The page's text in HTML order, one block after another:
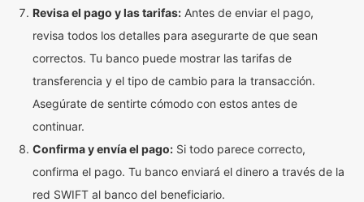
Revisa el pago y las tarifas: Antes de enviar el pago,
revisa todos los detalles para asegurarte de que sean
correctos. Tu banco puede mostrar las tarifas de
transferencia y el tipo de cambio para la transacción.
Asegúrate de sentirte cómodo con estos antes de
continuar.
Confirma y envía el pago: Si todo parece correcto,
confirma el pago. Tu banco enviará el dinero a través de la
red SWIFT al banco del beneficiario.